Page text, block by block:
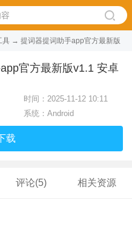
具 → 提词器提词助手app官方最新版
官方最新版v1.1 安卓
时间：2025-11-12 10:11
系统：Android
载
评论(5) 相关资源